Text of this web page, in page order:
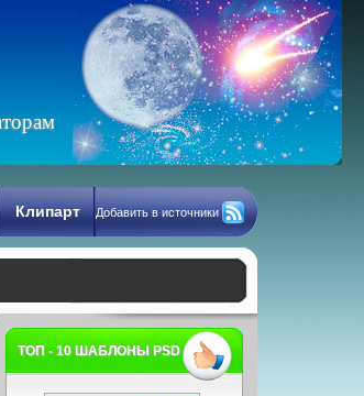
Клипарт Добавить в источники
ТОП - 10 ШАБЛОНЫ PSD